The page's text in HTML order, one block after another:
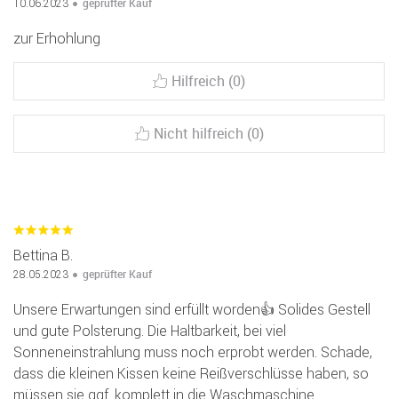
10.06.2023 geprüfter Kauf
zur Erhohlung
Hilfreich (0)
Nicht hilfreich (0)
Bettina B.
28.05.2023 geprüfter Kauf
Unsere Erwartungen sind erfüllt worden👍 Solides Gestell
und gute Polsterung. Die Haltbarkeit, bei viel
Sonneneinstrahlung muss noch erprobt werden. Schade,
dass die kleinen Kissen keine Reißverschlüsse haben, so
müssen sie ggf. komplett in die Waschmaschine.